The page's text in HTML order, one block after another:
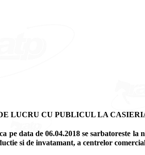
LUCRU CU PUBLICUL LA
pe data de 06.04.2018 se
si de invatamant, a centrelor